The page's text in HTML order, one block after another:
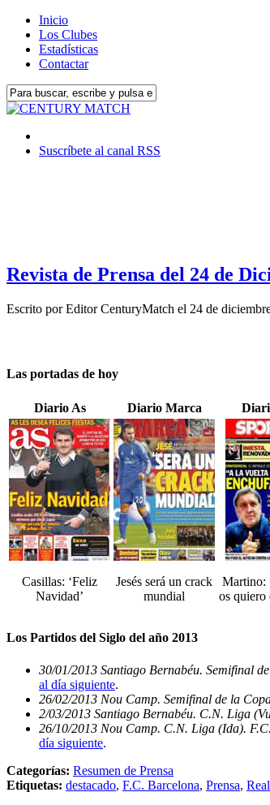
Inicio
Los Clubes
Estadísticas
Contactar
Suscríbete al canal RSS
Revista de Prensa del 24 de
Escrito porEditor CenturyMatch el 24 de
Las portadas de hoy
Diario As Diario Marca
Casillas: ‘Feliz
Navidad’
Jesés será un crack
mundial
Martino:
os quiero
Los Partidos del Siglo del año 2013
30/01/2013 Santiago Bernabéu. Semifinal
al día siguiente.
26/02/2013 Nou Camp. Semifinal de la
2/03/2013 Santiago Bernabéu. C.N. Liga
26/10/2013 Nou Camp. C.N. Liga (Ida).
día siguiente.
Categorías: Resumen de Prensa
Etiquetas: destacado, F.C. Barcelona, Prensa,